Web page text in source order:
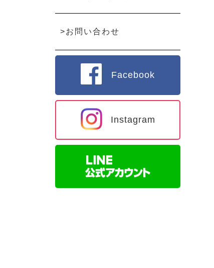
>お問い合わせ
Facebook
Instagram